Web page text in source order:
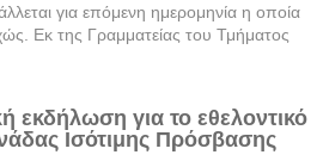
για επόμενη ημερομηνία η οποία
Εκ της Γραμματείας του Τμήματος
εκδήλωση για το εθελοντικό
Ισότιμης Πρόσβασης